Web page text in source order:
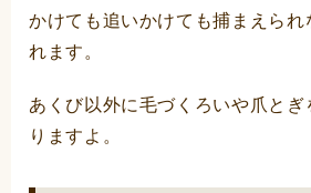
かけても追いかけても捕まえられ
れます。
あくび以外に毛づくろいや爪とぎ
りますよ。